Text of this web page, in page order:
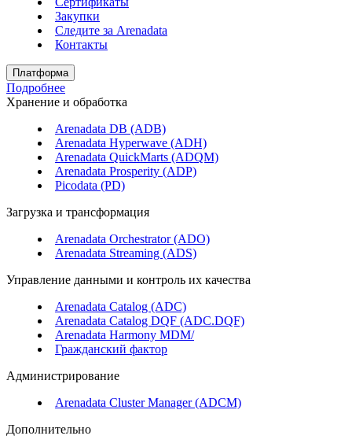
Закупки
Следите за Аrenadata
Контакты
Платформа
Подробнее
Хранение и обработка
Arenadata DB (ADB)
Arenadata Hyperwave (ADH)
Arenadata QuickMarts (ADQM)
Arenadata Prosperity (ADP)
Picodata (PD)
Загрузка и трансформация
Arenadata Orchestrator (ADO)
Arenadata Streaming (ADS)
Управление данными и контроль их качества
Arenadata Catalog (ADC)
Arenadata Catalog DQF (ADС.DQF)
Arenadata Harmony MDM/
Гражданский фактор
Администрирование
Arenadata Cluster Manager (ADCM)
Дополнительно